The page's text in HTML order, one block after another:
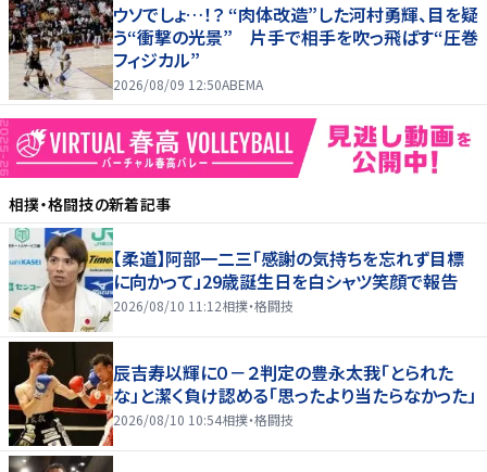
ウソでしょ…！？ “肉体改造”した河村勇輝、目を疑
う“衝撃の光景” 片手で相手を吹っ飛ばす“圧巻
フィジカル”
2026/08/09 12:50ABEMA
相撲・格闘技の新着記事
【柔道】阿部一二三「感謝の気持ちを忘れず目標
に向かって」29歳誕生日を白シャツ笑顔で報告
2026/08/10 11:12相撲・格闘技
辰吉寿以輝に０－２判定の豊永太我「とられた
な」と潔く負け認める「思ったより当たらなかった」
2026/08/10 10:54相撲・格闘技